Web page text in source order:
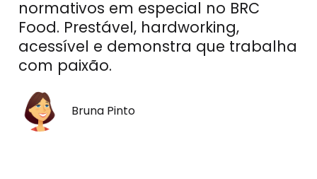
normativos em especial no BRC
Food. Prestável, hardworking,
acessível e demonstra que trabalha
com paixão.
Bruna Pinto